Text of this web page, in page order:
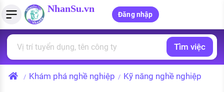
NhanSu.vn
Đăng nhập
Tìm việc làm
Việc làm ngành luật
Quản lý CV
Tải CV lên
Tính lương Gross - Net
Tính thuế thu nhập cá nhân
PHÁP LUẬT VIỆT NAM
Văn bản pháp luật
Tìm việc
/ Khám phá nghề nghiệp / Kỹ năng nghề nghiệp